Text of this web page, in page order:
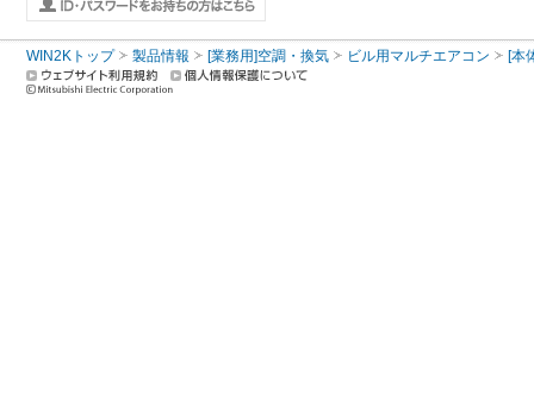
WIN2Kトップ 製品情報 [業務用]空調・換気 ビル用マルチエアコン [本